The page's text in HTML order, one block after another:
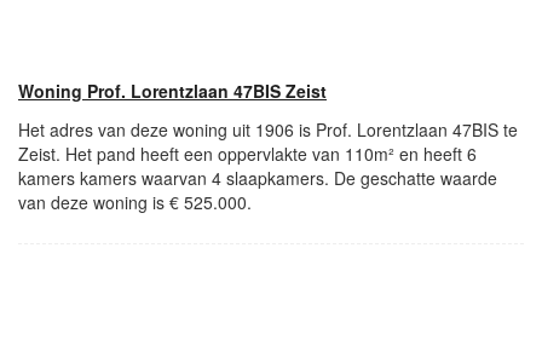
Woning Prof. Lorentzlaan 47BIS Zeist
Het adres van deze woning uit 1906 is Prof. Lorentzlaan 47BIS te
Zeist. Het pand heeft een oppervlakte van 110m² en heeft 6
kamers kamers waarvan 4 slaapkamers. De geschatte waarde
van deze woning is € 525.000.